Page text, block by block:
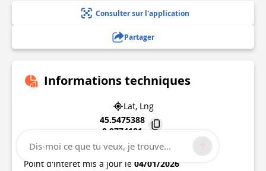
Consulter sur l'application
Partager
Informations techniques
Lat, Lng
45.5475388
0.9774181
24450
LA COQUILLE
Point d'intérêt mis à jour le 04/01/2026
Dis-moi ce que tu veux, je trouve...